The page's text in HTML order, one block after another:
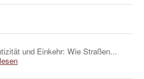
und Einkehr: Wie Straßen...